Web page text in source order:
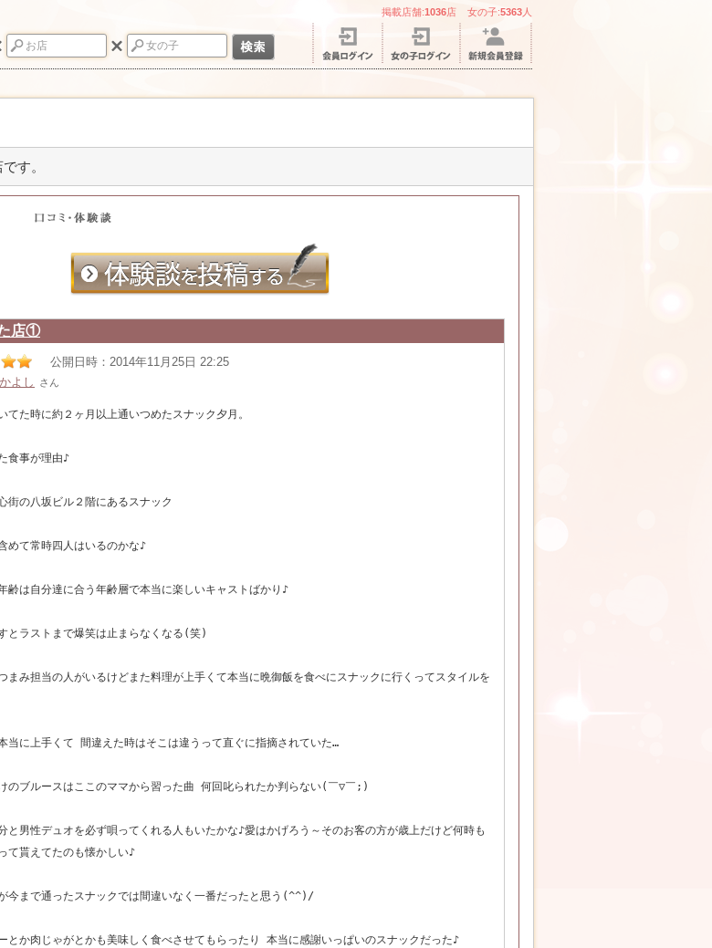
掲載店舗:1036店 女の子:5363 人
す。
店①
公開日時：2014年11月25日 22:25
よし
さん
てた時に約２ヶ月以上通いつめたスナック夕月。
食事が理由♪
街の八坂ビル２階にあるスナック
めて常時四人はいるのかな♪
齢は自分達に合う年齢層で本当に楽しいキャストばかり♪
とラストまで爆笑は止まらなくなる(笑)
まみ担当の人がいるけどまた料理が上手くて本当に晩御飯を食べにスナックに行くってスタイルを
当に上手くて 間違えた時はそこは違うって直ぐに指摘されていた…
のブルースはここのママから習った曲 何回叱られたか判らない(￣▽￣;)
と男性デュオを必ず唄ってくれる人もいたかな♪愛はかげろう～そのお客の方が歳上だけど何時も
て貰えてたのも懐かしい♪
今まで通ったスナックでは間違いなく一番だったと思う(^^)/
とか肉じゃがとかも美味しく食べさせてもらったり 本当に感謝いっぱいのスナックだった♪